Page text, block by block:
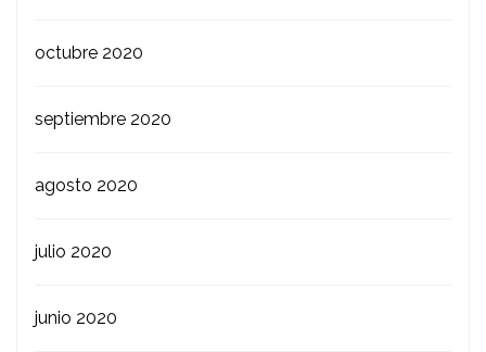
octubre 2020
septiembre 2020
agosto 2020
julio 2020
junio 2020